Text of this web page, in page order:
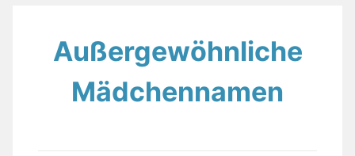
Außergewöhnliche
Mädchennamen